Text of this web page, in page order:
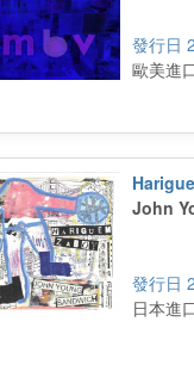
歐美進
John
日本進